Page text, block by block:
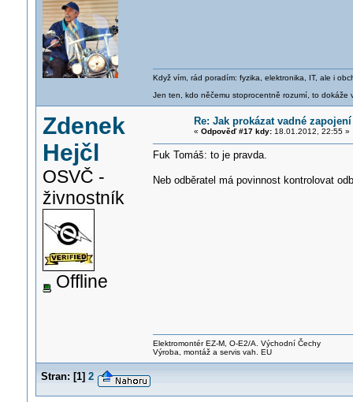
Když vím, rád poradím: fyzika, elektronika, IT, ale i
Jen ten, kdo něčemu stoprocentně rozumí, to dokáže
Zdenek
Hejčl
OSVČ -
živnostník
Offline
Re: Jak prokázat vadné
« Odpověď #17 kdy:18.01.2012, 22:55 »
Fuk Tomáš: to je pravda.
Neb odběratel má povinnost kontrolovat
Elektromontér EZ-M, O-E2/A. Východní Čechy
Výroba, montáž a servis vah. EU
Stran: [1] 2